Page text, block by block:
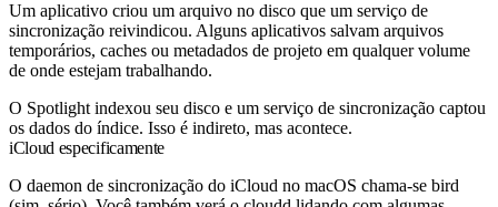
Um aplicativo criou um arquivo no disco que um serviço de
sincronização reivindicou. Alguns aplicativos salvam arquivos
temporários, caches ou metadados de projeto em qualquer volume
de onde estejam trabalhando.
O Spotlight indexou seu disco e um serviço de sincronização captou
os dados do índice. Isso é indireto, mas acontece.
iCloud especificamente
O daemon de sincronização do iCloud no macOS chama-se bird